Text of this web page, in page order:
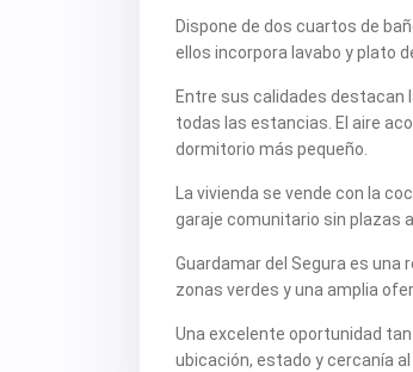
Dispone de dos cuartos de
ellos incorpora lavabo y plato
Entre sus calidades destacan
todas las estancias. El aire
dormitorio más pequeño.
La vivienda se vende con la
garaje comunitario sin plazas
Guardamar del Segura es
zonas verdes y una amplia
Una excelente oportunidad
ubicación, estado y cercanía